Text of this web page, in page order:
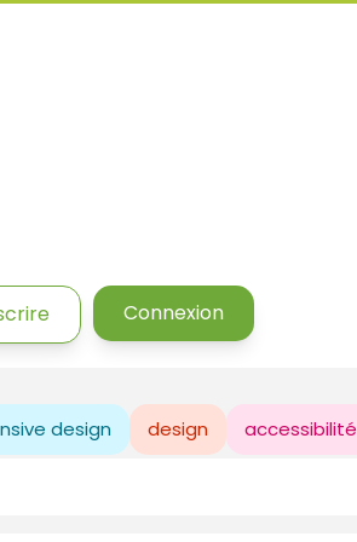
Connexion
design design accessibilité